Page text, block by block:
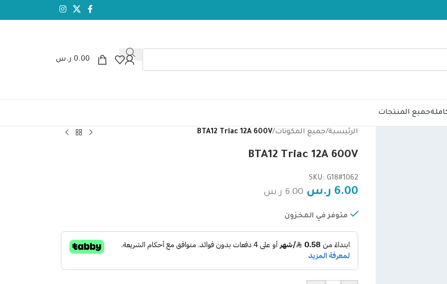
0.00 ر.س
جميع المنتجات
الرئيسية/جميع المكونات/
BTA12 Triac 12A 600V
BTA12 Triac 12A 600V
SKU: G18#1062
6.00 ر.س 6.00 ر.س
متوفر في المخزون